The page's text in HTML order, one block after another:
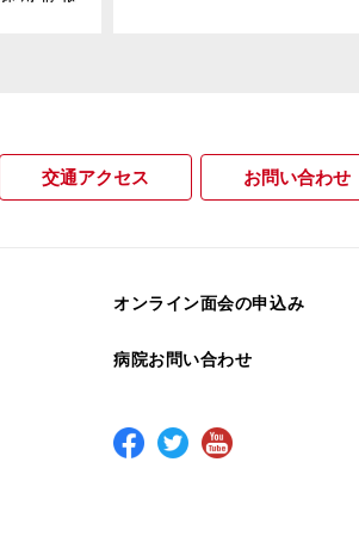
交通アクセス お問い合わせ
オンライン面会の申込み
病院お問い合わせ